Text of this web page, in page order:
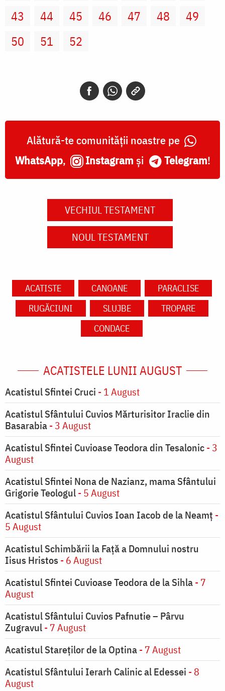
43
44 45 46 47 48
49
50
51 52
Alătură-te comunității noastre pe
WhatsApp, Instagram și Telegram!
VECHIUL TESTAMENT
NOUL TESTAMENT
ACATISTE CANOANE
PARACLISE
RUGĂCIUNI
SLUJBE
TROPARE
CONDACE
ACATISTELE LUNII AUGUST
Acatistul Sfintei Cruci - 1 August
Acatistul Sfântului Cuvios Mărturisitor Iraclie din
Basarabia- 3 August
Acatistul Sfintei Cuvioase Teodora din Tesalonic- 3
August
Acatistul Sfintei Nona de Nazianz, mama Sfântului
Grigorie Teologul- 5 August
Acatistul Sfântului Cuvios Ioan Iacob de la Neamț -
5 August
Acatistul Schimbării la Faţă a Domnului nostru
Iisus Hristos - 6 August
Acatistul Sfintei Cuvioase Teodora de la Sihla- 7
August
Acatistul Sfântului Cuvios Pafnutie – Pârvu
Zugravul- 7 August
Acatistul Stareţilor de la Optina- 7 August
Acatistul Sfântului Ierarh Calinic al Edessei - 8
August